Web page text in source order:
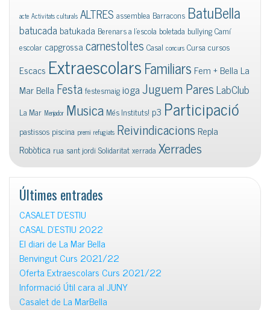
acte Activitats culturals ALTRES assemblea Barracons BatuBella
batucadabatukada Berenars a l'escola boletada bullyingCamí
escolar capgrossacarnestoltes Casal concurs Cursa cursos
Escacs ExtraescolarsFamiliars Fem + Bella La
Mar Bella FestafestesmaigiogaJuguem ParesLabClub
La Mar Menjador Musica Més Instituts! p3 Participació
pastissos piscina premi refugiats Reivindicacions Repla
Robòtica rua sant jordi Solidaritatxerrada Xerrades
Últimes entrades
CASALET D’ESTIU
CASAL D’ESTIU 2022
El diari de La Mar Bella
Benvingut Curs 2021/22
Oferta Extraescolars Curs 2021/22
Informació Útil cara al JUNY
Casalet de La MarBella